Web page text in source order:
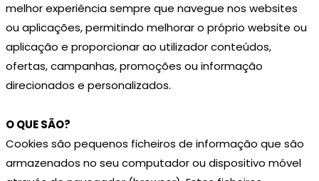
melhor experiência sempre que navegue nos websites
ou aplicações, permitindo melhorar o próprio website ou
aplicação e proporcionar ao utilizador conteúdos,
ofertas, campanhas, promoções ou informação
direcionados e personalizados.
O QUE SÃO?
Cookies são pequenos ficheiros de informação que são
armazenados no seu computador ou dispositivo móvel